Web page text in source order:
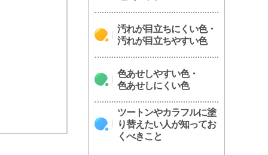
汚れが目立ちにくい色・
汚れが目立ちやすい色
色あせしやすい色・
色あせしにくい色
ツートンやカラフルに塗
り替えたい人が知ってお
くべきこと